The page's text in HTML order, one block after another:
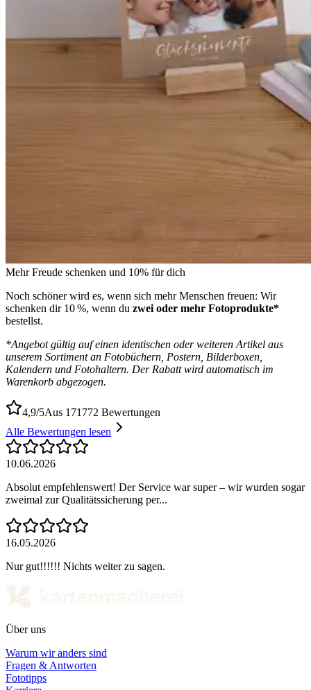
Mehr Freude schenken und 10% für dich
Noch schöner wird es, wenn sich mehr Menschen freuen: Wir
schenken dir 10 %, wenn du zwei oder mehr Fotoprodukte*
bestellst.
*Angebot gültig auf einen identischen oder weiteren Artikel aus
unserem Sortiment an Fotobüchern, Postern, Bilderboxen,
Kalendern und Fotohaltern. Der Rabatt wird automatisch im
Warenkorb abgezogen.
4,9/5Aus 171772 Bewertungen
Alle Bewertungen lesen
10.06.2026
Absolut empfehlenswert! Der Service war super – wir wurden sogar
zweimal zur Qualitätssicherung per...
16.05.2026
Nur gut!!!!!! Nichts weiter zu sagen.
Über uns
Warum wir anders sind
Fragen & Antworten
Fototipps